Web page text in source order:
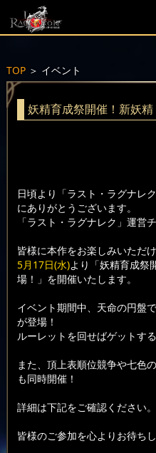
TOP＞ イベント
妖精育成祭開催！新妖精
日頃より「ラスト・ラグナレ
にありがとうございます。
「ラスト・ラグナレク」運営
皆様に本作をお楽しみいただけ
5月17日(水)より「妖精育成祭
場！」を開催いたします。
イベント期間中、天命の円盤
が登場！
ルーレットを回せばゲットす
また、頂上表順位競争や七色
も同時開催！
詳細は下記をご確認ください。
皆様のご参加を心よりお待ちし